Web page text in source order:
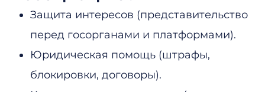
Защита интересов (представительство
перед госорганами и платформами).
Юридическая помощь (штрафы,
блокировки, договоры).